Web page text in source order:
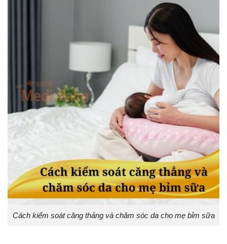
Cách kiểm soát căng thảng và chăm sóc da cho mẹ bỉm sữa